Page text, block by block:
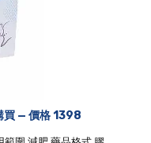
買 — 價格 1398